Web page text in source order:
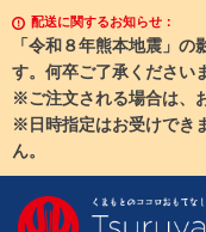
配送に関するお知らせ：
「令和８年熊本地震」
す。何卒ご了承ください
※ご注文される場合は、
※日時指定はお受けでき
ん。